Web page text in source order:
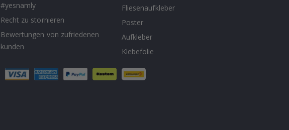
#yesnamly
Recht zu stornieren
Bewertungen von zufriedenen
kunden
Fliesenaufkleber
Poster
Aufkleber
Klebefolie